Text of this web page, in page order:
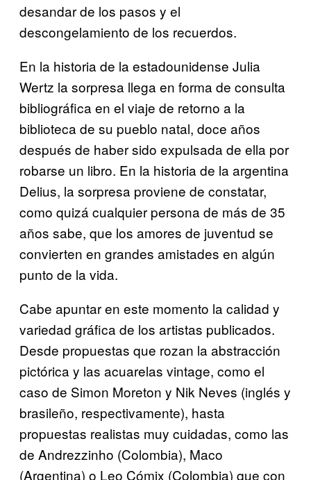
desandar de los pasos y el
descongelamiento de los recuerdos.
En la historia de la estadounidense Julia
Wertz la sorpresa llega en forma de consulta
bibliográfica en el viaje de retorno a la
biblioteca de su pueblo natal, doce años
después de haber sido expulsada de ella por
robarse un libro. En la historia de la argentina
Delius, la sorpresa proviene de constatar,
como quizá cualquier persona de más de 35
años sabe, que los amores de juventud se
convierten en grandes amistades en algún
punto de la vida.
Cabe apuntar en este momento la calidad y
variedad gráfica de los artistas publicados.
Desde propuestas que rozan la abstracción
pictórica y las acuarelas vintage, como el
caso de Simon Moreton y Nik Neves (inglés y
brasileño, respectivamente), hasta
propuestas realistas muy cuidadas, como las
de Andrezzinho (Colombia), Maco
(Argentina) o Leo Cómix (Colombia) que con